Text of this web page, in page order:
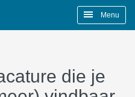
Menu
die je